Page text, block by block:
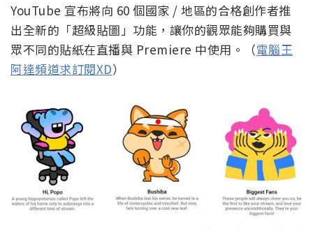
YouTube 宣布將向 60 個國家 / 地區的合格創作者推
出全新的「超級貼圖」功能，讓你的觀眾能夠購買與
眾不同的貼紙在直播與 Premiere 中使用。（電腦王
阿達頻道求訂閱XD）